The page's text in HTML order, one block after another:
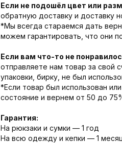
Если не подошёл цвет или
обратную доставку и доставку
*Мы всегда стараемся дать
можем гарантировать, что они
Если вам что-то не
отправляете нам товар за свой
упаковки, бирку, не был
*Если товар был использован
состояние и вернем от 50 до
Гарантия:
На рюкзаки и сумки — 1 год
На всю одежду и кепки — 1